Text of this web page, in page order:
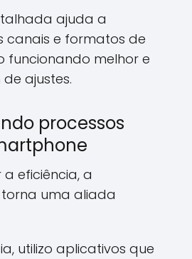
ajuda a
canais e formatos de
funcionando melhor e
ajustes.
processos
eficiência, a
uma aliada
utilizo aplicativos que